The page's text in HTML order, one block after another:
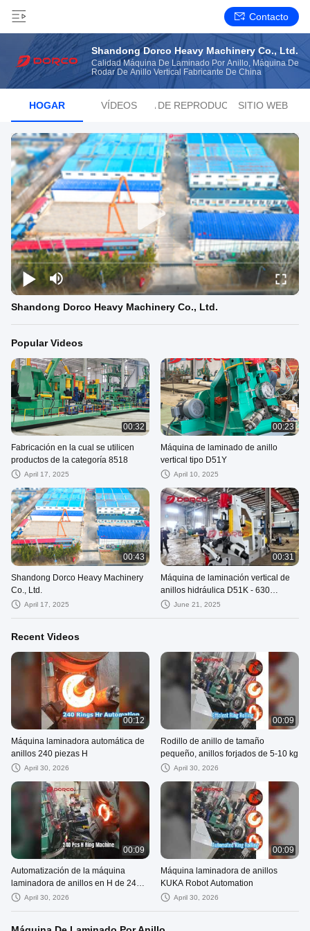
Contacto
Shandong Dorco Heavy Machinery Co., Ltd.
Calidad Máquina De Laminado Por Anillo, Máquina De
Rodar De Anillo Vertical Fabricante De China
HOGAR VÍDEOSLISTA DE REPRODUCCIÓNSITIO WEB
Shandong Dorco Heavy Machinery Co., Ltd.
Popular Videos
00:32
Fabricación en la cual se utilicen
productos de la categoría 8518
April 17, 2025
00:23
Máquina de laminado de anillo
vertical tipo D51Y
April 10, 2025
00:43
Shandong Dorco Heavy Machinery
Co., Ltd.
April 17, 2025
00:31
Máquina de laminación vertical de
anillos hidráulica D51K - 630
Compatible con múltiples metales
June 21, 2025
Recent Videos
00:12
Máquina laminadora automática de
anillos 240 piezas H
April 30, 2026
00:09
Rodillo de anillo de tamaño
pequeño, anillos forjados de 5-10 kg
April 30, 2026
00:09
Automatización de la máquina
laminadora de anillos en H de 240
piezasApril 30, 2026
00:09
Máquina laminadora de anillos
KUKA Robot Automation
April 30, 2026